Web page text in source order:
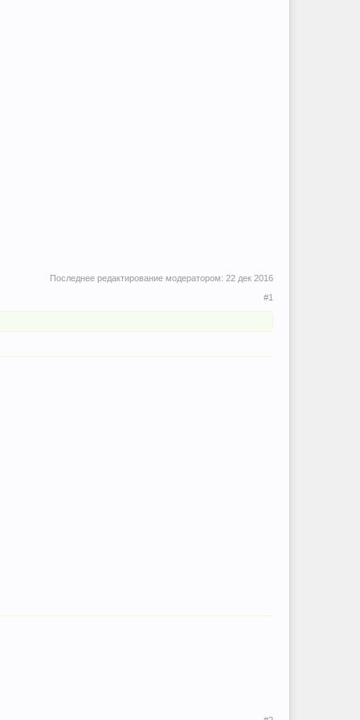
Последнее редактирование модератором: 22 дек 2016
#1